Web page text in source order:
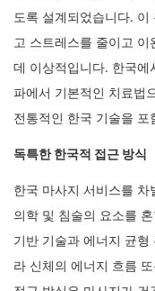
도록 설계되었습니다.
고 스트레스를 줄이고
데 이상적입니다. 한국에
파에서 기본적인 치료법
전통적인 한국 기술을 포
독특한 한국적 접근 방식
한국 마사지 서비스를
의학 및 침술의 요소를
기반 기술과 에너지 균
라 신체의 에너지 흐름